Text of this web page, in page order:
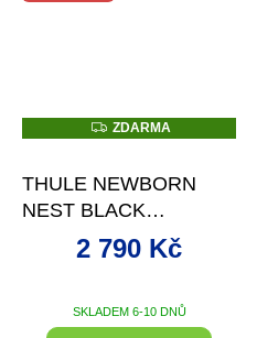
Z
D
M
A
ZDARMA
THULE NEWBORN
NEST BLACK
NOVOROZENECKÝ
FUSAK
SKLADEM 6-10 DNŮ
2 790 Kč